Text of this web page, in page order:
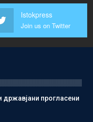
Istokpress
Join us on Twitter
прогласени